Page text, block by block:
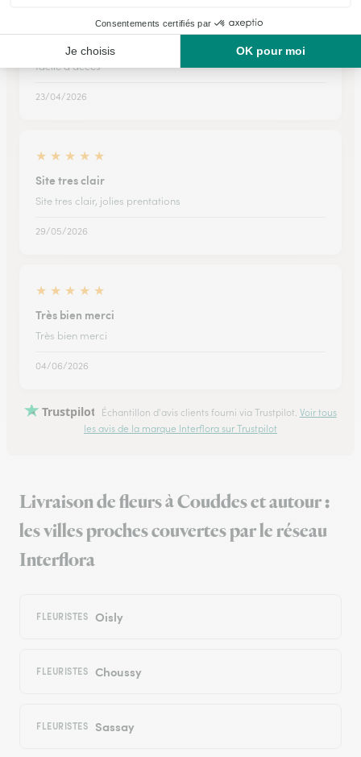
★
facile d'accès
facile d'accès
23/04/2026
★ ★ ★ ★ ★
Site tres clair
Site tres clair, jolies prentations
29/05/2026
★ ★ ★ ★ ★
Très bien merci
Très bien merci
04/06/2026
Trustpilot Échantillon d'avis clients fourni via Trustpilot. Voir tous
les avis de la marque Interflora sur Trustpilot
Livraison de fleurs à Couddes et autour :
les villes proches couvertes par le réseau
Interflora
FLEURISTES Oisly
FLEURISTES Choussy
FLEURISTES Sassay